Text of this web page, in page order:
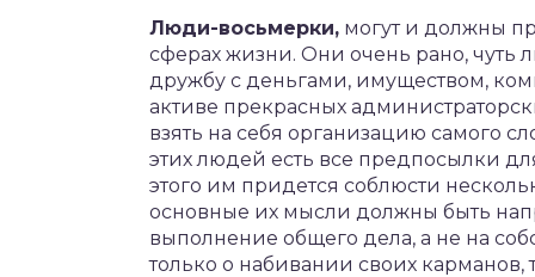
Люди-восьмерки, могут и должны
сферах жизни. Они очень рано, чуть
дружбу с деньгами, имуществом,
активе прекрасных
взять на себя организацию самого
этих людей есть все предпосылки
этого им придется соблюсти
основные их мысли должны быть
выполнение общего дела, а не на
только о набивании своих карманов,